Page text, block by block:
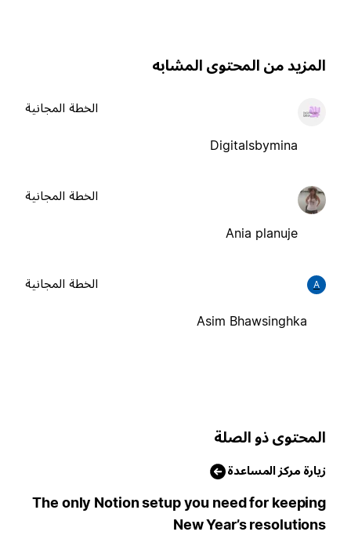
من المحتوى المشابه
Digitalsbymina
الخطة المجانية
Ania planuje
الخطة المجانية
Asim Bhawsinghka
الخطة المجانية
ذو الصلة
مركز المساعدة
The only Notion setup you need for
New Year’s